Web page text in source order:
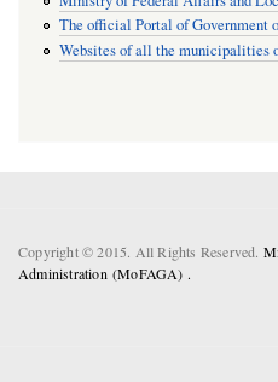
The official Portal of Government
Websites of all the municipalities
Copyright © 2015. All Rights Reserved.
Administration (MoFAGA) .